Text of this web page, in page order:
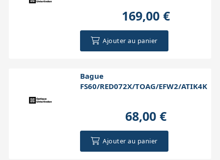
169,00 €
Ajouter au panier
Bague
FS60/RED072X/TOAG/EFW2/ATIK4K
68,00 €
Ajouter au panier